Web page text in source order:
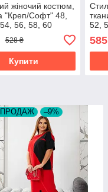
жіночий костюм,
"Креп/Софт" 48,
56, 58, 60
528 ₴
Купити
52,
585
–9%